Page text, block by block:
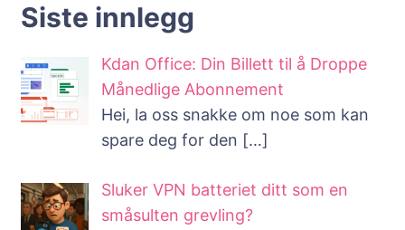
Siste innlegg
Kdan Office: Din Billett til å Droppe
Månedlige Abonnement
Hei, la oss snakke om noe som kan
spare deg for den […]
Sluker VPN batteriet ditt som en
småsulten grevling?